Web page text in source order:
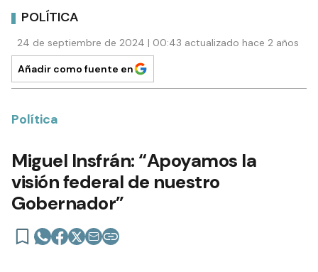
POLÍTICA
24 de septiembre de 2024 | 00:43 actualizado hace 2 años
Añadir como fuente en
Política
Miguel Insfrán: “Apoyamos la
visión federal de nuestro
Gobernador”